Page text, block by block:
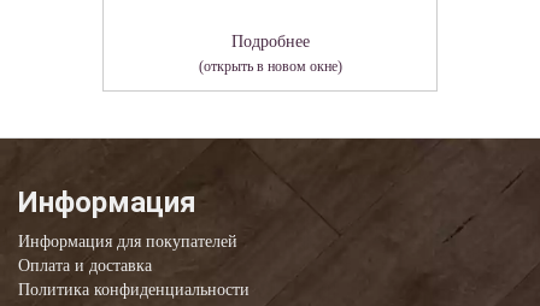
Подробнее
(открыть в новом окне)
Информация
Информация для покупателей
Оплата и доставка
Политика конфиденциальности